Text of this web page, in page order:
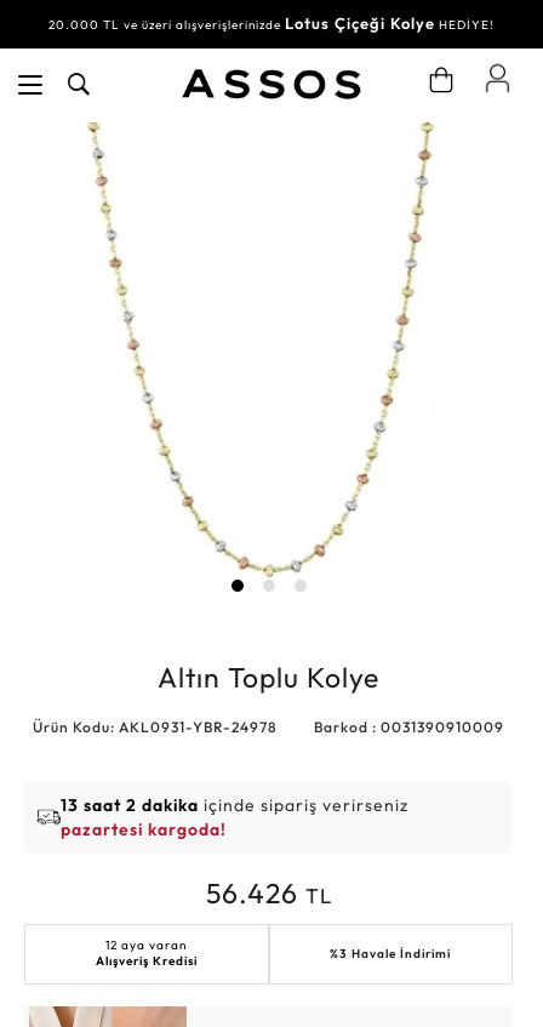
20.000 TL ve üzeri alışverişlerinizde Lotus Çiçeği Kolye HEDİYE!
Altın Toplu Kolye
Ürün Kodu: AKL0931-YBR-24978 Barkod : 0031390910009
13 saat 2 dakika içinde sipariş verirseniz
pazartesi kargoda!
56.426 TL
12 aya varan
Alışveriş Kredisi
%3 Havale İndirimi